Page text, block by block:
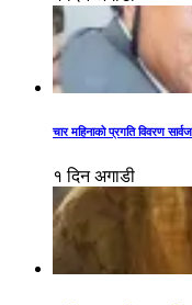
चार महिनाको प्रगति विवरण
१ दिन अगाडी